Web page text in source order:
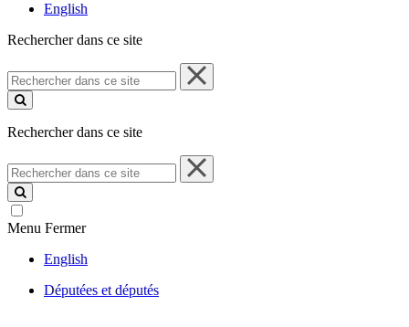
English
Rechercher dans ce site
Rechercher
dans
ce
Rechercher dans ce site
Rechercher
dans
ce
site
Menu Fermer
English
Députées et députés